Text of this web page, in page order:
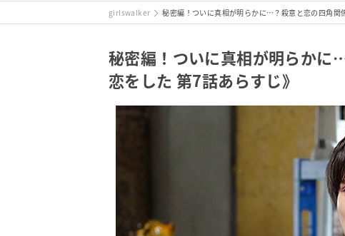
girlswalker 秘密編！ついに真相が明らかに…？殺意と恋の四角関
秘密編！ついに真相が明らかに
恋をした 第7話あらすじ》